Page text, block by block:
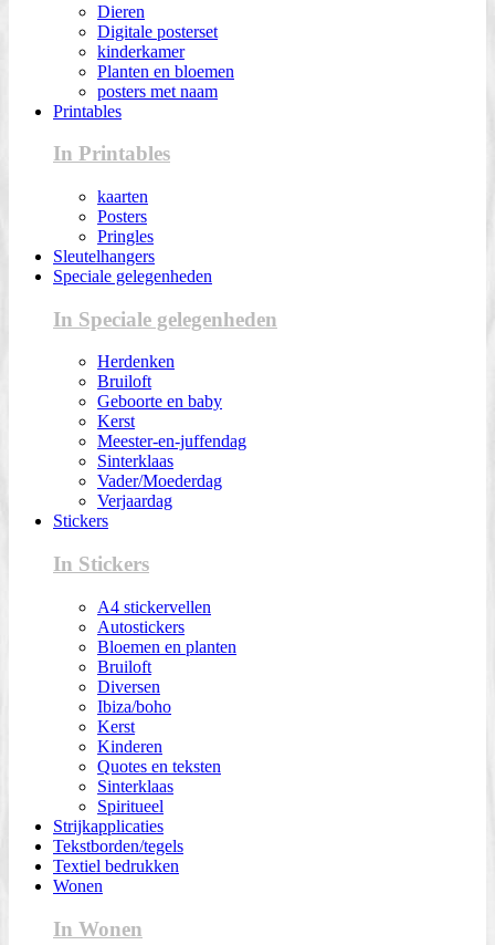
Dieren
Digitale posterset
kinderkamer
Planten en bloemen
posters met naam
Printables
In Printables
kaarten
Posters
Pringles
Sleutelhangers
Speciale gelegenheden
In Speciale gelegenheden
Herdenken
Bruiloft
Geboorte en baby
Kerst
Meester-en-juffendag
Sinterklaas
Vader/Moederdag
Verjaardag
Stickers
In Stickers
A4 stickervellen
Autostickers
Bloemen en planten
Bruiloft
Diversen
Ibiza/boho
Kerst
Kinderen
Quotes en teksten
Sinterklaas
Spiritueel
Strijkapplicaties
Tekstborden/tegels
Textiel bedrukken
Wonen
In Wonen